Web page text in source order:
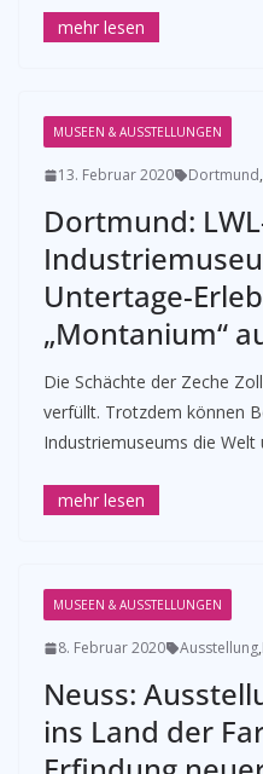
MUSEEN & AUSSTELLUNGEN
13. Februar 2020 Dortmund,
Dortmund:
Untertage-
„Montanium“
Die Schächte der Zeche
verfüllt. Trotzdem können
Industriemuseums die
MUSEEN & AUSSTELLUNGEN
8. Februar 2020 Ausstellung,
Neuss:
ins Land der